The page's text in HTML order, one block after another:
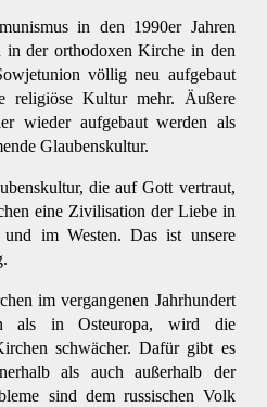
in den 1990er Jahren
in der orthodoxen Kirche in den
völlig neu aufgebaut
religiöse Kultur mehr. Äußere
wieder aufgebaut werden als
Glaubenskultur.
die auf Gott vertraut,
eine Zivilisation der Liebe in
im Westen. Das ist unsere
im vergangenen Jahrhundert
als in Osteuropa, wird die
schwächer. Dafür gibt es
als auch außerhalb der
sind dem russischen Volk